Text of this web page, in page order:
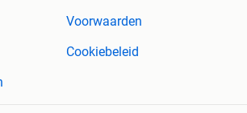
Voorwaarden
Cookiebeleid